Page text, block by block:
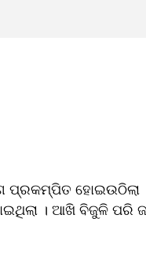
ହୋଇଉଠିଲା
। ଆଖି ବିଜୁଳି ପରି